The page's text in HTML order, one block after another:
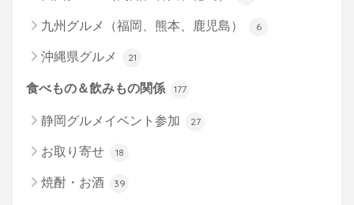
九州グルメ（福岡、熊本、鹿児島） 6
沖縄県グルメ 21
食べもの＆飲みもの関係 177
静岡グルメイベント参加 27
お取り寄せ 18
焼酎・お酒 39